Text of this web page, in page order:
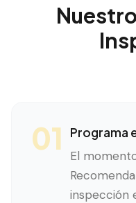
01
Programa
El
inspección